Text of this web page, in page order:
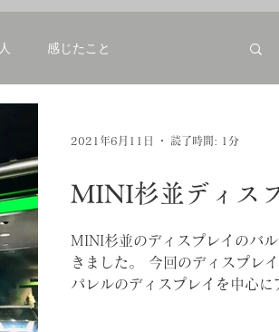
感じたこと
MINI杉並ディス
MINI杉並のディスプレイのバ
きました。 今回のディスプレ
パレルのディスプレイを中心に
2021年6月11日 読了時間: 1分